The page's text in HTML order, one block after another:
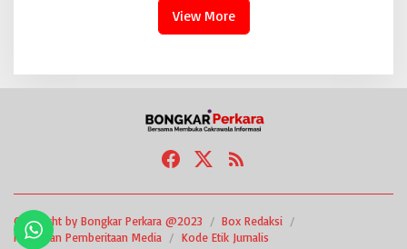
Kejaksaan Agung RI |
BONGKAR’Perkara.com
View More
Copyright by Bongkar Perkara @2023
Box Redaksi
Pedoman Pemberitaan Media
Kode Etik Jurnalis